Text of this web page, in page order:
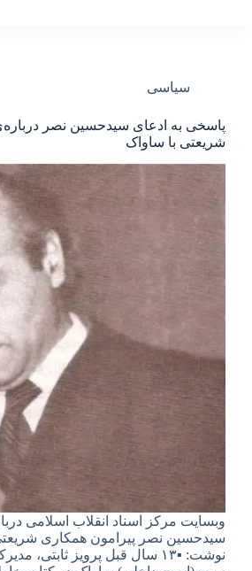
سیاسی
پاسخی به ادعای سیدحسین نصر
شریعتی با ساواک
وبسایت مرکز اسناد انقلاب اسلامی
سیدحسین نصر پیرامون همکاری
نوشت: ▪️۱۳ سال قبل پرویز ثابتی،